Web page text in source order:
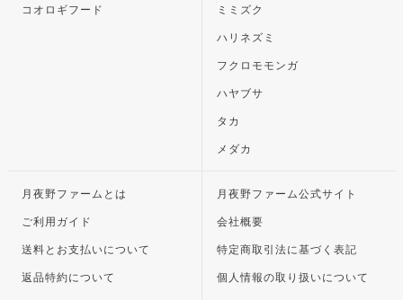
コオロギフード ミミズク
ハリネズミ
フクロモモンガ
ハヤブサ
タカ
メダカ
月夜野ファームとは
ご利用ガイド
送料とお支払いについて
返品特約について
月夜野ファーム公式サイト
会社概要
特定商取引法に基づく表記
個人情報の取り扱いについて